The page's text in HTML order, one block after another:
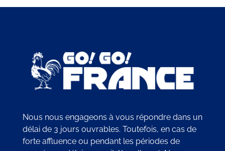
Nous nous engageons à vous répondre dans un
délai de 3 jours ouvrables. Toutefois, en cas de
forte affluence ou pendant les périodes de